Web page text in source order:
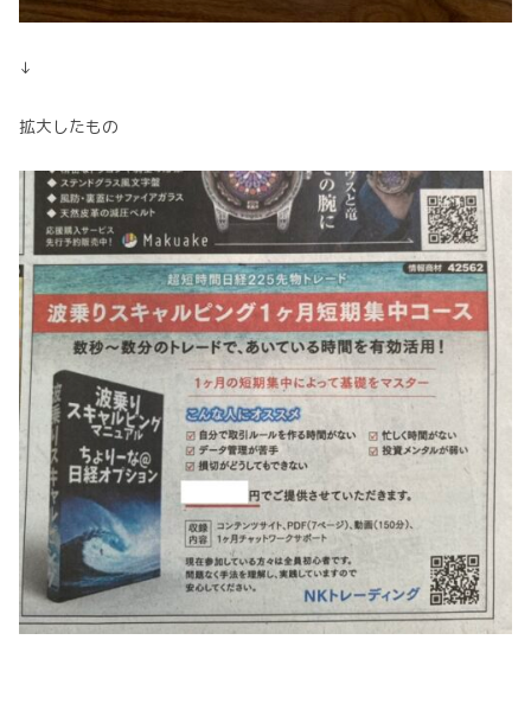
↓
拡大したもの